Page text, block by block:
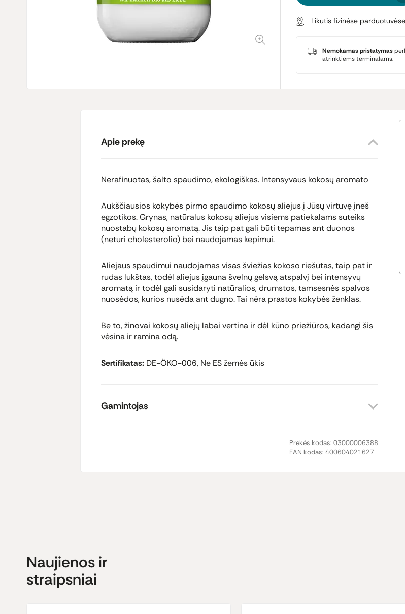
Likutis fizinėse parduotuvėse
Nemokamas pristatymas
atrinktiems terminalams.
Apie prekę
Nerafinuotas, šalto spaudimo, ekologiškas. Intensyvaus kokosų aromato
Aukščiausios kokybės pirmo spaudimo kokosų aliejus į Jūsų virtuvę įneš
egzotikos. Grynas, natūralus kokosų aliejus visiems patiekalams suteiks
nuostabų kokosų aromatą. Jis taip pat gali būti tepamas ant duonos
(neturi cholesterolio) bei naudojamas kepimui.
Aliejaus spaudimui naudojamas visas šviežias kokoso riešutas, taip pat ir
rudas lukštas, todėl aliejus įgauna švelnų gelsvą atspalvį bei intensyvų
aromatą ir todėl gali susidaryti natūralios, drumstos, tamsesnės spalvos
nuosėdos, kurios nusėda ant dugno. Tai nėra prastos kokybės ženklas.
Be to, žinovai kokosų aliejų labai vertina ir dėl kūno priežiūros, kadangi šis
vėsina ir ramina odą.
Sertifikatas: DE-ÖKO-006, Ne ES žemės ūkis
Gamintojas
Prekės kodas: 03000006388
EAN kodas: 400604021627
Naujienos ir
straipsniai